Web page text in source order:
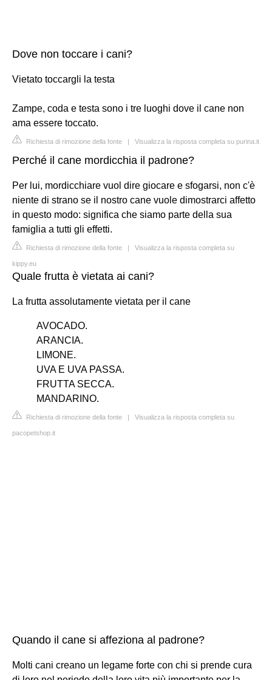
Dove non toccare i cani?
Vietato toccargli la testa
Zampe, coda e testa sono i tre luoghi dove il cane non
ama essere toccato.
Richiesta di rimozione della fonte | Visualizza la risposta completa su purina.it
Perché il cane mordicchia il padrone?
Per lui, mordicchiare vuol dire giocare e sfogarsi, non c'è
niente di strano se il nostro cane vuole dimostrarci affetto
in questo modo: significa che siamo parte della sua
famiglia a tutti gli effetti.
Richiesta di rimozione della fonte | Visualizza la risposta completa su
kippy.eu
Quale frutta è vietata ai cani?
La frutta assolutamente vietata per il cane
AVOCADO.
ARANCIA.
LIMONE.
UVA E UVA PASSA.
FRUTTA SECCA.
MANDARINO.
Richiesta di rimozione della fonte | Visualizza la risposta completa su
pacopetshop.it
Quando il cane si affeziona al padrone?
Molti cani creano un legame forte con chi si prende cura